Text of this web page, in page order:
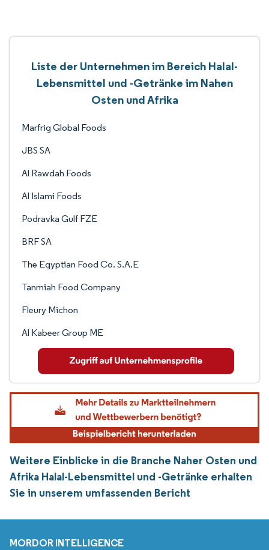
Liste der Unternehmen im Bereich Halal-
Lebensmittel und -Getränke im Nahen
Osten und Afrika
Marfrig Global Foods
JBS SA
Al Rawdah Foods
Al Islami Foods
Podravka Gulf FZE
BRF SA
The Egyptian Food Co. S.A.E
Tanmiah Food Company
Fleury Michon
Al Kabeer Group ME
Weitere Einblicke in die Branche Naher Osten und
Afrika Halal-Lebensmittel und -Getränke erhalten
Sie in unserem umfassenden Bericht
MORDOR INTELLIGENCE